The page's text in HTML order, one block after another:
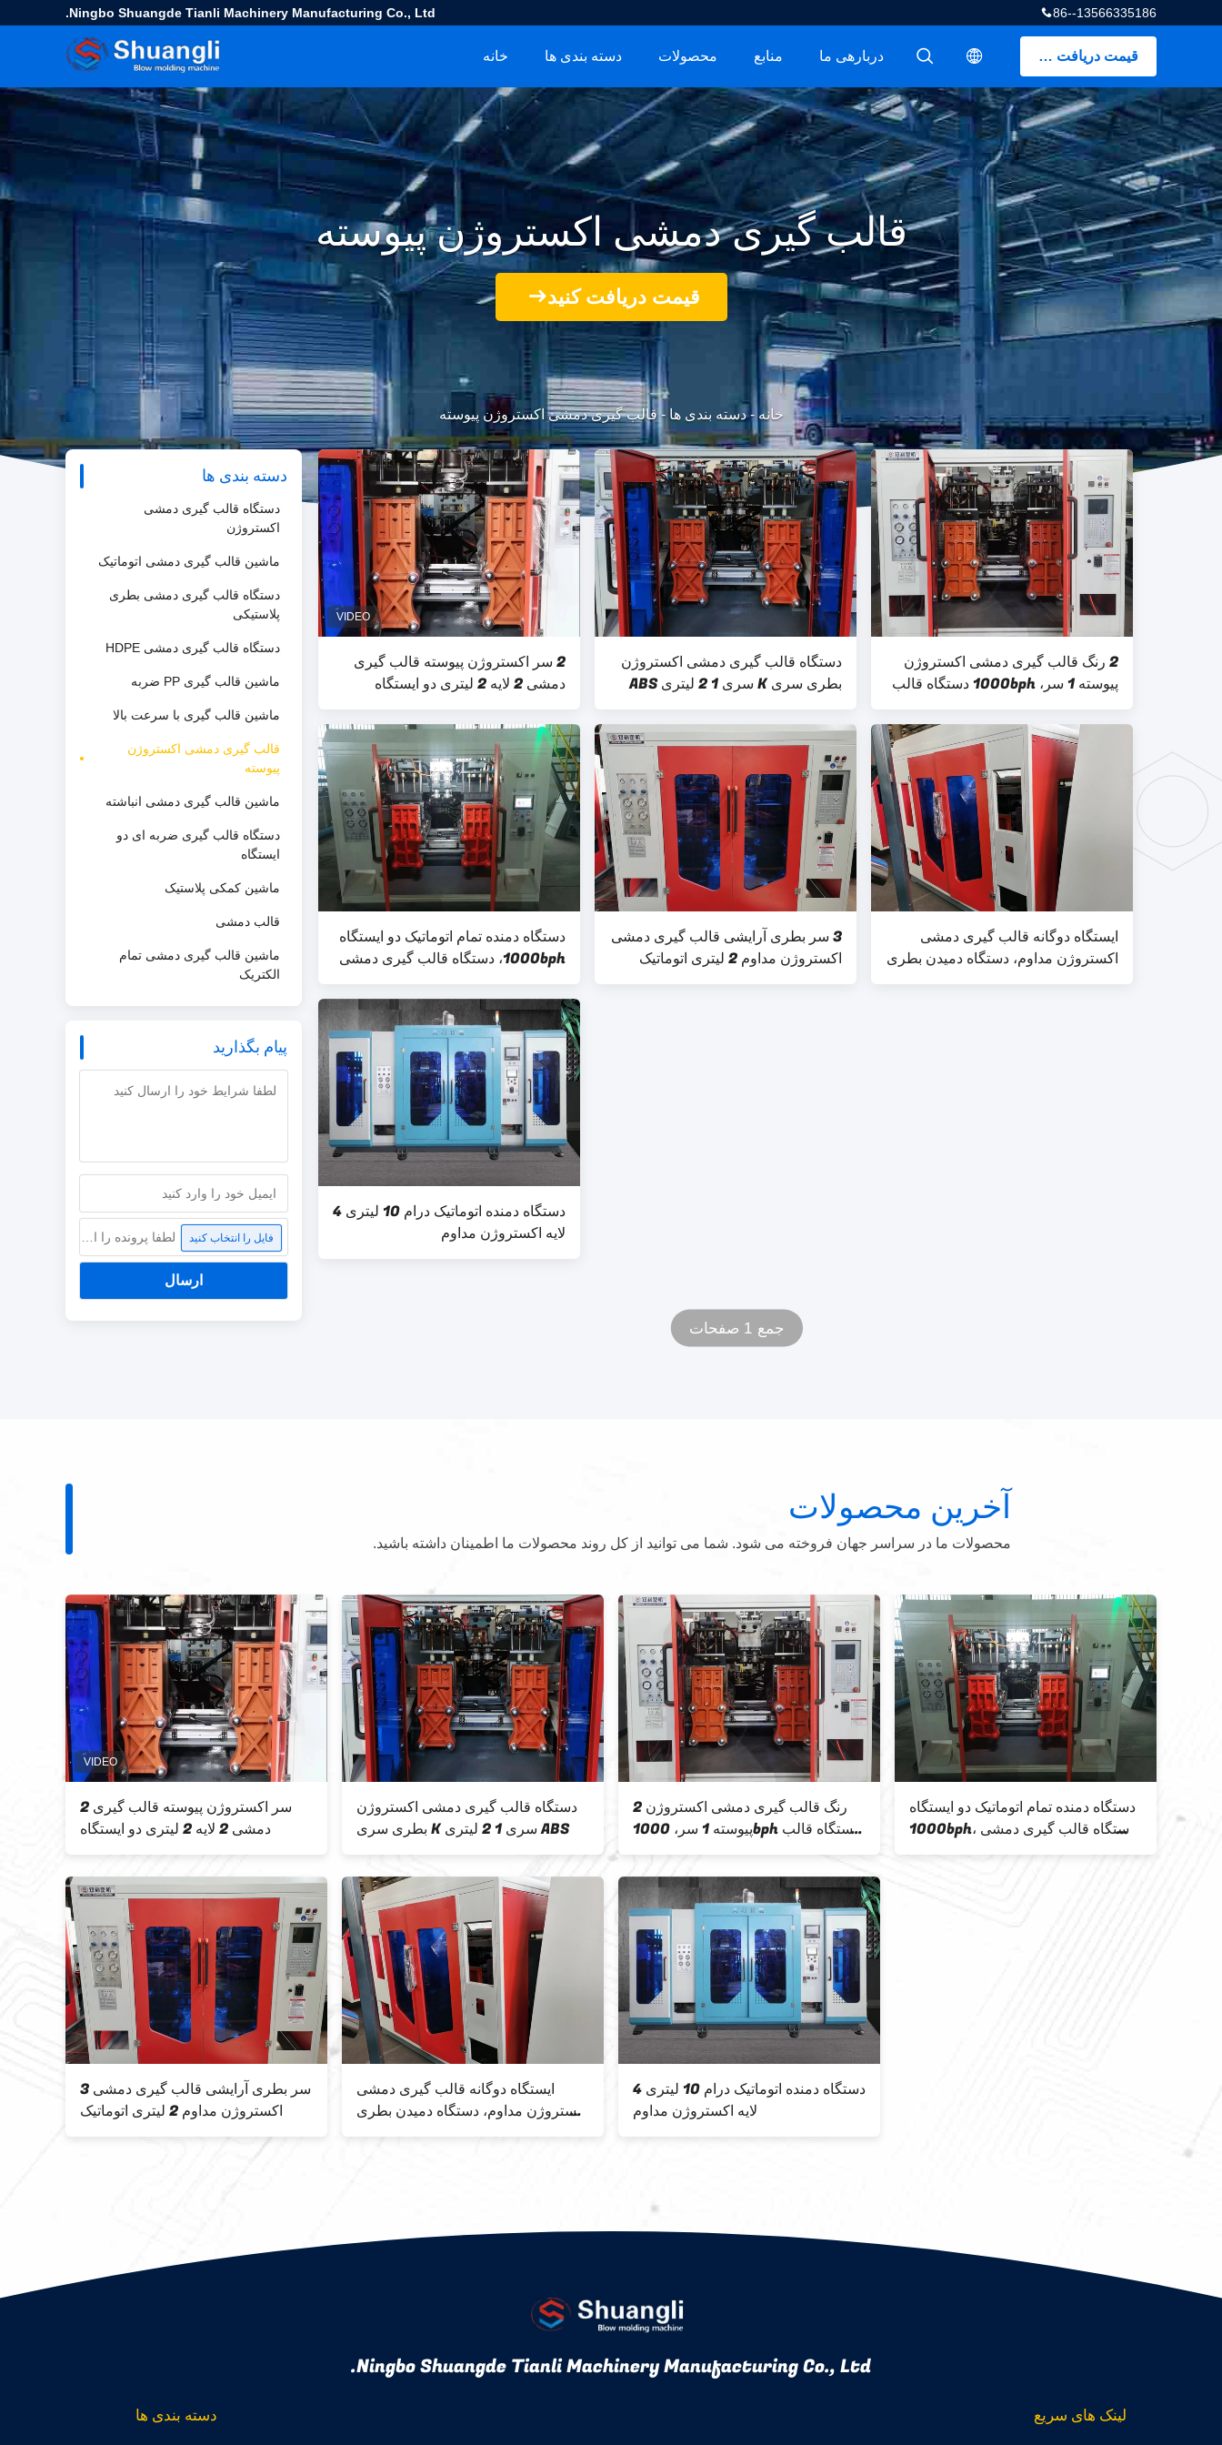
Ningbo Shuangde Tianli Machinery Manufacturing Co., Ltd. 86--13566335186
قیمت دریافت کنید
描述
描述
خانه دسته بندی ها محصولات منابع دربارهی ما
قالب گیری دمشی اکستروژن پیوسته
قیمت دریافت کنید
خانه -دسته بندی ها -قالب گیری دمشی اکستروژن پیوسته
دسته بندی ها
دستگاه قالب گیری دمشی
اکستروژن
ماشین قالب گیری دمشی اتوماتیک
دستگاه قالب گیری دمشی بطری
پلاستیکی
دستگاه قالب گیری دمشی HDPE
ماشین قالب گیری PP ضربه
ماشین قالب گیری با سرعت بالا
قالب گیری دمشی اکستروژن
پیوسته
ماشین قالب گیری دمشی انباشته
دستگاه قالب گیری ضربه ای دو
ایستگاه
ماشین کمکی پلاستیک
قالب دمشی
ماشین قالب گیری دمشی تمام
الکتریک
پیام بگذارید
فایل را انتخاب کنید
ارسال
2 سر اکستروژن پیوسته قالب گیری
دمشی 2 لایه 2 لیتری دو ایستگاه
دستگاه قالب گیری دمشی اکستروژن
بطری سری K سری 1 2 لیتری ABS
2 رنگ قالب گیری دمشی اکستروژن
پیوسته 1 سر، 1000bph دستگاه قالب
گیری ضربه ای 2 لیتری
دستگاه دمنده تمام اتوماتیک دو ایستگاه
1000bph، دستگاه قالب گیری دمشی
اکستروژن پلاستیکی 2 لیتری
3 سر بطری آرایشی قالب گیری دمشی
اکستروژن مداوم 2 لیتری اتوماتیک
ایستگاه دوگانه قالب گیری دمشی
اکستروژن مداوم، دستگاه دمیدن بطری
اتوماتیک 6 سر
دستگاه دمنده اتوماتیک درام 10 لیتری 4
لایه اکستروژن مداوم
جمع 1 صفحات
آخرین محصولات
محصولات ما در سراسر جهان فروخته می شود. شما می توانید از کل روند محصولات ما اطمینان داشته باشید.
2 سر اکستروژن پیوسته قالب گیری
دمشی 2 لایه 2 لیتری دو ایستگاه
دستگاه قالب گیری دمشی اکستروژن
بطری سری K سری 1 2 لیتری ABS
2 رنگ قالب گیری دمشی اکستروژن
پیوسته 1 سر، 1000bph دستگاه قالب
گیری ضربه ای 2 لیتری
دستگاه دمنده تمام اتوماتیک دو ایستگاه
1000bph، دستگاه قالب گیری دمشی
اکستروژن پلاستیکی 2 لیتری
3 سر بطری آرایشی قالب گیری دمشی
اکستروژن مداوم 2 لیتری اتوماتیک
ایستگاه دوگانه قالب گیری دمشی
اکستروژن مداوم، دستگاه دمیدن بطری
اتوماتیک 6 سر
دستگاه دمنده اتوماتیک درام 10 لیتری 4
لایه اکستروژن مداوم
Ningbo Shuangde Tianli Machinery Manufacturing Co., Ltd.
دسته بندی ها لینک های سریع